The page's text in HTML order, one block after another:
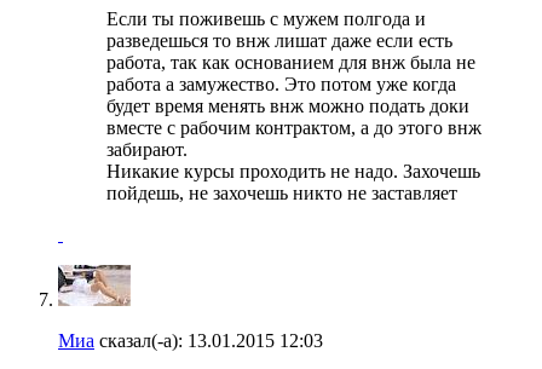
Если ты поживешь с мужем полгода и
разведешься то внж лишат даже если есть
работа, так как основанием для внж была не
работа а замужество. Это потом уже когда
будет время менять внж можно подать доки
вместе с рабочим контрактом, а до этого внж
забирают.
Никакие курсы проходить не надо. Захочешь
пойдешь, не захочешь никто не заставляет
Миа сказал(-а): 13.01.2015 12:03